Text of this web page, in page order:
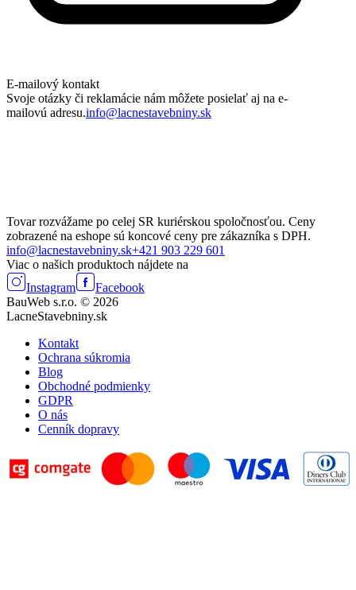
E-mailový kontakt
Svoje otázky či reklamácie nám môžete posielať aj na e-
mailovú adresu.info@lacnestavebniny.sk
Tovar rozvážame po celej SR kuriérskou spoločnosťou. Ceny
zobrazené na eshope sú koncové ceny pre zákazníka s DPH.
info@lacnestavebniny.sk+421 903 229 601
Viac o našich produktoch nájdete na
Instagram
Facebook
BauWeb s.r.o. © 2026
LacneStavebniny.sk
Kontakt
Ochrana súkromia
Blog
Obchodné podmienky
GDPR
O nás
Cenník dopravy